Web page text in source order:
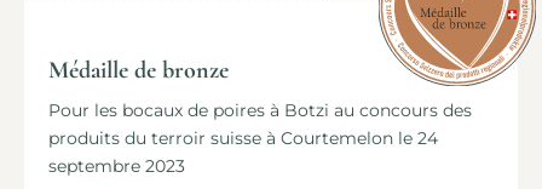
Médaille de bronze
Pour les bocaux de poires à Botzi au concours des
produits du terroir suisse à Courtemelon le 24
septembre 2023